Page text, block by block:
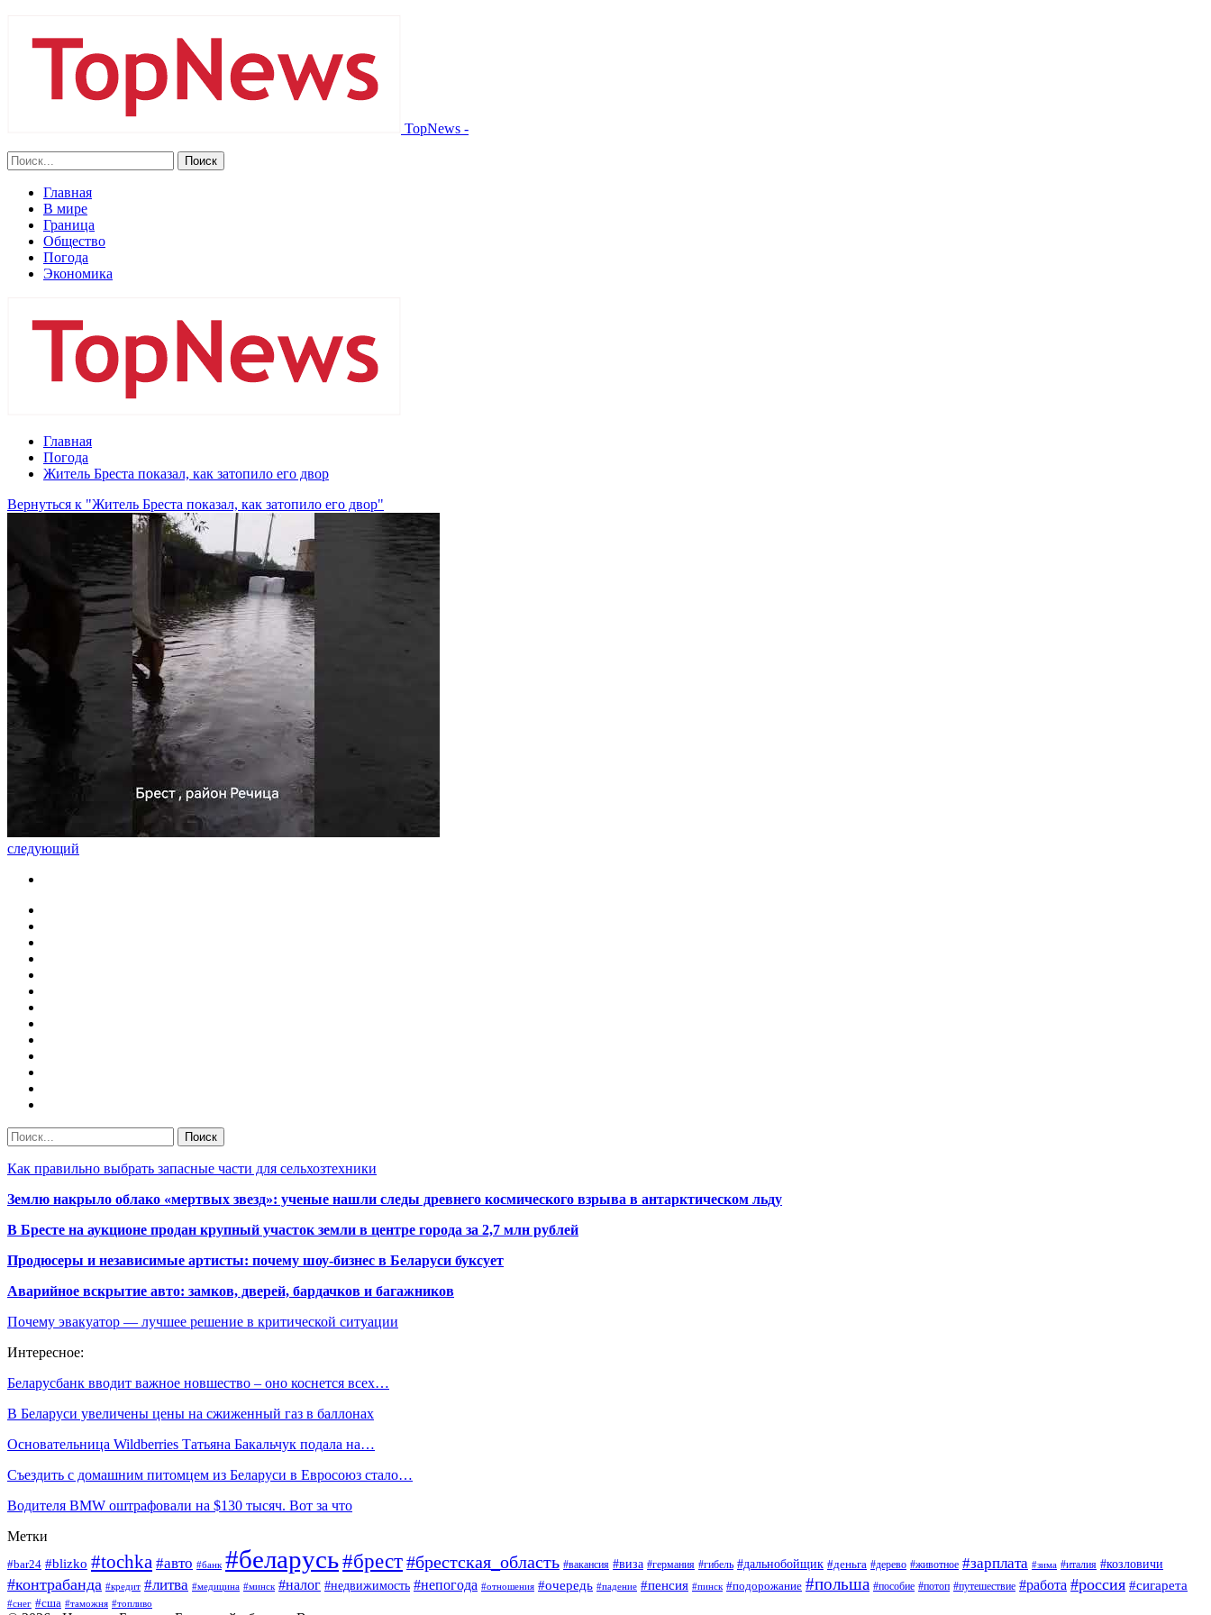
TopNews -
Главная
В мире
Граница
Общество
Погода
Экономика
Главная
Погода
Житель Бреста показал, как затопило его двор
Вернуться к "Житель Бреста показал, как затопило его двор"
следующий
Как правильно выбрать запасные части для сельхозтехники
Землю накрыло облако «мертвых звезд»: ученые нашли следы древнего космического взрыва в антарктическом льду
В Бресте на аукционе продан крупный участок земли в центре города за 2,7 млн рублей
Продюсеры и независимые артисты: почему шоу-бизнес в Беларуси буксует
Аварийное вскрытие авто: замков, дверей, бардачков и багажников
Почему эвакуатор — лучшее решение в критической ситуации
Интересное:
Беларусбанк вводит важное новшество – оно коснется всех…
В Беларуси увеличены цены на сжиженный газ в баллонах
Основательница Wildberries Татьяна Бакальчук подала на…
Съездить с домашним питомцем из Беларуси в Евросоюз стало…
Водителя BMW оштрафовали на $130 тысяч. Вот за что
Метки
#bar24 #blizko #tochka #авто #банк #беларусь#брест#брестская_область #вакансия #виза #германия #гибель #дальнобойщик #деньга #дерево #животное #зарплата #зима #италия #козловичи
#контрабанда #кредит #литва #медицина #минск #налог #недвижимость #непогода #отношения #очередь #падение #пенсия #пинск #подорожание #польша #пособие #потоп #путешествие #работа #россия #сигарета
#снег #сша #таможня #топливо